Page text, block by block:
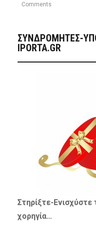
Comments
ΣΥΝΔΡΟΜΗΤΈΣ-
IPORTA.GR
Στηρίξτε-Ενισχύστε
χορηγία…